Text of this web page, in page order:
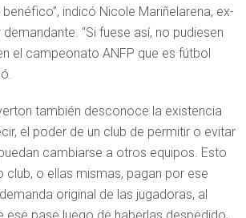
indicó Nicole Mariñelarena, ex-
“Si fuese así, no pudiesen
el campeonato ANFP que es fútbol
también desconoce la existencia
el poder de un club de permitir o evitar
cambiarse a otros equipos. Esto
club, o ellas mismas, pagan por ese
original de las jugadoras, al